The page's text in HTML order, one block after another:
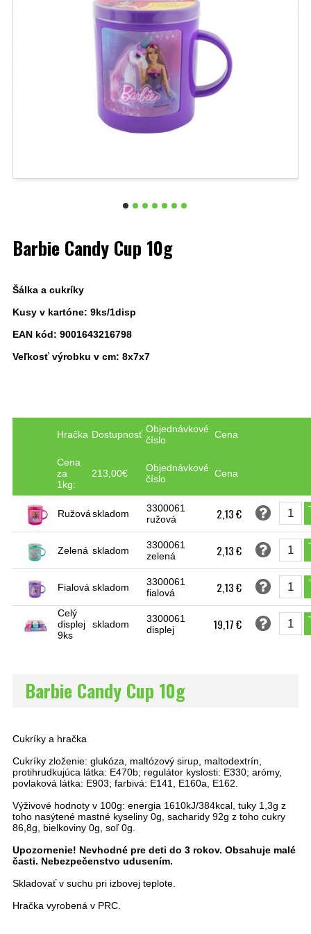
Barbie Candy Cup 10g
Šálka a cukríky
Kusy v kartóne: 9ks/1disp
EAN kód: 9001643216798
Veľkosť výrobku v cm: 8x7x7
Hračka Dostupnosť Objednávkové
číslo
Cena
Cena
za
1kg:
213,00€
Objednávkové
číslo
Cena
Ružováskladom
3300061
ružová
2,13 €
Zelená skladom
3300061
zelená
2,13 €
Fialová skladom
3300061
fialová
2,13 €
Celý
displej
9ks
skladom
3300061
displej
19,17 €
Barbie Candy Cup 10g
Cukríky a hračka
Cukríky zloženie: glukóza, maltózový sirup, maltodextrín,
protihrudkujúca látka: E470b; regulátor kyslosti: E330; arómy,
povlaková látka: E903; farbivá: E141, E160a, E162.
Výživové hodnoty v 100g: energia 1610kJ/384kcal, tuky 1,3g z
toho nasýtené mastné kyseliny 0g, sacharidy 92g z toho cukry
86,8g, bielkoviny 0g, soľ 0g.
Upozornenie! Nevhodné pre deti do 3 rokov. Obsahuje malé
časti. Nebezpečenstvo udusením.
Skladovať v suchu pri izbovej teplote.
Hračka vyrobená v PRC.